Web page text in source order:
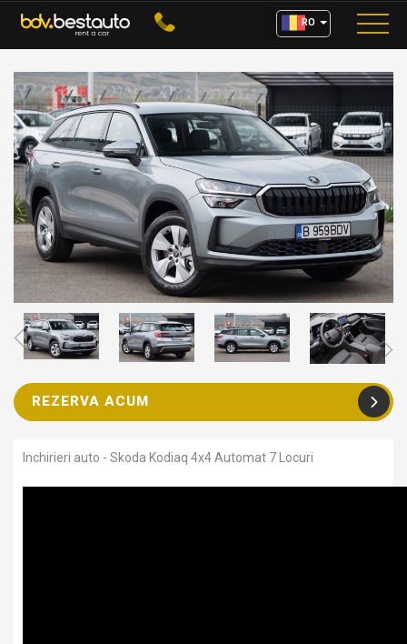
RO
REZERVA ACUM
Inchirieri auto - Skoda Kodiaq 4x4 Automat 7 Locuri